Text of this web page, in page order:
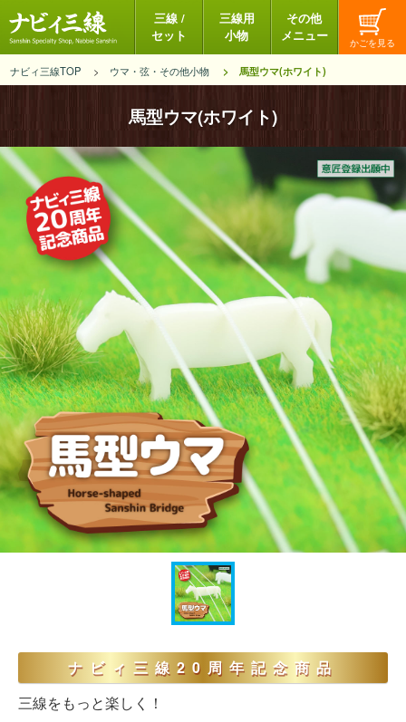
三線 /
セット
三線用
小物
その他
メニュー
ナビィ三線TOP ウマ・弦・その他小物 馬型ウマ(ホワイト)
馬型ウマ(ホワイト)
ナビィ三線20周年記念商品
三線をもっと楽しく！